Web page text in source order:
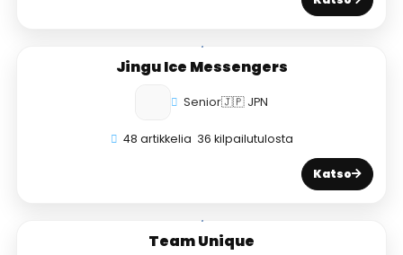
Jingu Ice Messengers
Senior🇯🇵 JPN
48 artikkelia 36 kilpailutulosta
Katso
Team Unique